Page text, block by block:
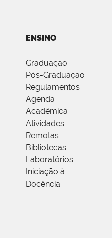
ENSINO
Graduação
Pós-Graduação
Regulamentos
Agenda
Acadêmica
Atividades
Remotas
Bibliotecas
Laboratórios
Iniciação à
Docência